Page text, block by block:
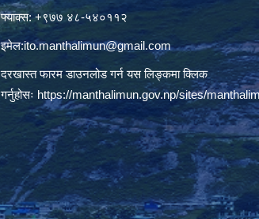
फ्याक्स: +९७७ ४८-५४०११२
इमेल:ito.manthalimun@gmail.com
दरखास्त फारम डाउनलोड गर्न यस लिङ्कमा क्लिक
गर्नुहोसः https://manthalimun.gov.np/sites/